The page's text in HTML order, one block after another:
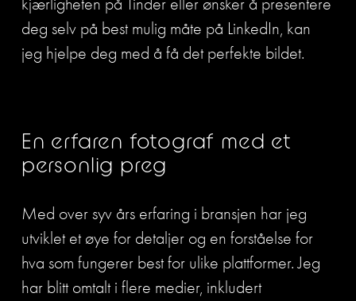
deg selv på best mulig måte på LinkedIn, kan
jeg hjelpe deg med å få det perfekte bildet.
En erfaren fotograf med et
personlig preg
Med over syv års erfaring i bransjen har jeg
utviklet et øye for detaljer og en forståelse for
hva som fungerer best for ulike plattformer. Jeg
har blitt omtalt i flere medier, inkludert